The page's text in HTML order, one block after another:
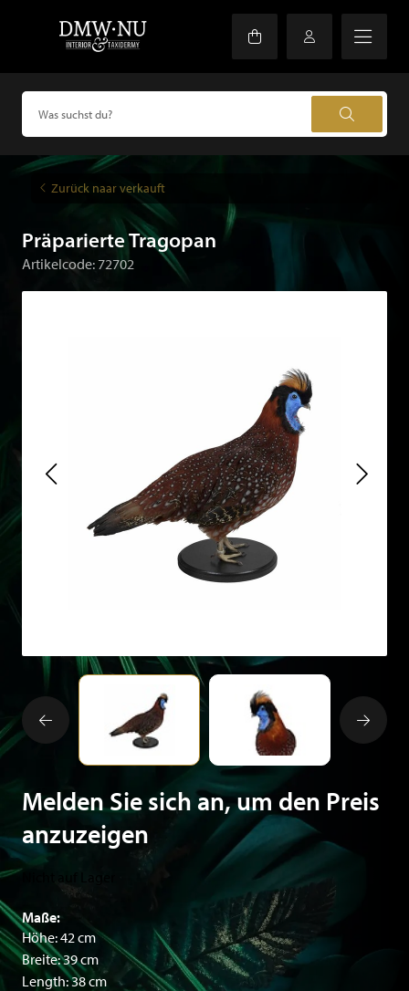
Zurück naar verkauft
Präparierte Tragopan
Artikelcode: 72702
Melden Sie sich an, um den Preis
anzuzeigen
Maße:
Höhe: 42 cm
Breite: 39 cm
Length: 38 cm